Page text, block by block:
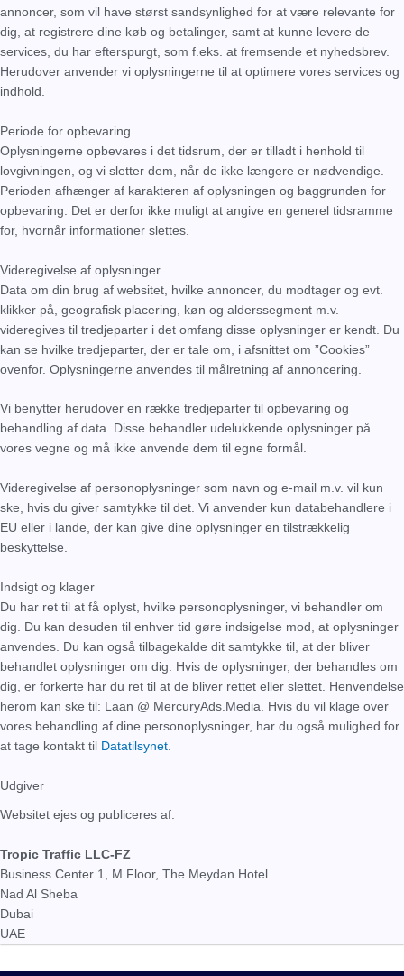
annoncer, som vil have størst sandsynlighed for at være relevante for
dig, at registrere dine køb og betalinger, samt at kunne levere de
services, du har efterspurgt, som f.eks. at fremsende et nyhedsbrev.
Herudover anvender vi oplysningerne til at optimere vores services og
indhold.
Periode for opbevaring
Oplysningerne opbevares i det tidsrum, der er tilladt i henhold til
lovgivningen, og vi sletter dem, når de ikke længere er nødvendige.
Perioden afhænger af karakteren af oplysningen og baggrunden for
opbevaring. Det er derfor ikke muligt at angive en generel tidsramme
for, hvornår informationer slettes.
Videregivelse af oplysninger
Data om din brug af websitet, hvilke annoncer, du modtager og evt.
klikker på, geografisk placering, køn og alderssegment m.v.
videregives til tredjeparter i det omfang disse oplysninger er kendt. Du
kan se hvilke tredjeparter, der er tale om, i afsnittet om ”Cookies”
ovenfor. Oplysningerne anvendes til målretning af annoncering.
Vi benytter herudover en række tredjeparter til opbevaring og
behandling af data. Disse behandler udelukkende oplysninger på
vores vegne og må ikke anvende dem til egne formål.
Videregivelse af personoplysninger som navn og e-mail m.v. vil kun
ske, hvis du giver samtykke til det. Vi anvender kun databehandlere i
EU eller i lande, der kan give dine oplysninger en tilstrækkelig
beskyttelse.
Indsigt og klager
Du har ret til at få oplyst, hvilke personoplysninger, vi behandler om
dig. Du kan desuden til enhver tid gøre indsigelse mod, at oplysninger
anvendes. Du kan også tilbagekalde dit samtykke til, at der bliver
behandlet oplysninger om dig. Hvis de oplysninger, der behandles om
dig, er forkerte har du ret til at de bliver rettet eller slettet. Henvendelse
herom kan ske til: Laan @ MercuryAds.Media. Hvis du vil klage over
vores behandling af dine personoplysninger, har du også mulighed for
at tage kontakt til Datatilsynet.
Udgiver
Websitet ejes og publiceres af:
Tropic Traffic LLC-FZ
Business Center 1, M Floor, The Meydan Hotel
Nad Al Sheba
Dubai
UAE